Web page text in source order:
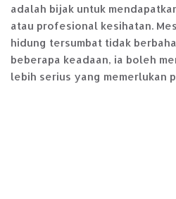
adalah bijak untuk
atau profesional kesihatan.
hidung tersumbat tidak
beberapa keadaan, ia boleh
lebih serius yang memerlukan